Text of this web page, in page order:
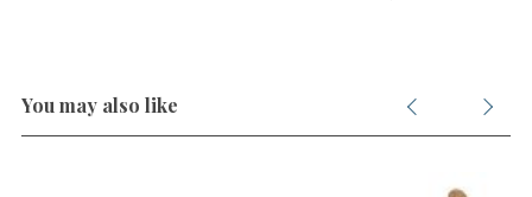
You may also like